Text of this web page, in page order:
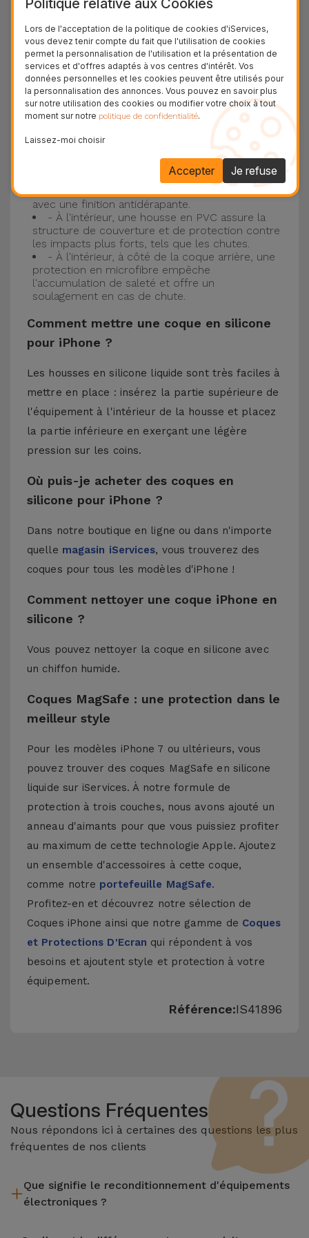
Protection à 3 couches avec coques en
silicone
Nos coques en silicone pour iPhone ont une
construction robuste et de qualité, avec une
construction à trois couches, pour éviter au
maximum les accidents et les casses !
- Une première couche de silicone liquide
donne de la couleur et une couverture
complète à la coque arrière et au bord latéral de
votre smartphone. C'est un matériau résistant,
avec une finition antidérapante.
- À l'intérieur, une housse en PVC assure la
structure de couverture et de protection contre
les impacts plus forts, tels que les chutes.
- À l'intérieur, à côté de la coque arrière, une
protection en microfibre empêche
l'accumulation de saleté et offre un
soulagement en cas de chute.
Comment mettre une coque en silicone
pour iPhone ?
Les housses en silicone liquide sont très faciles à
mettre en place : insérez la partie supérieure de
l'équipement à l'intérieur de la housse et placez
la partie inférieure en exerçant une légère
pression sur les coins.
Où puis-je acheter des coques en
silicone pour iPhone ?
Dans notre boutique en ligne ou dans n'importe
quelle magasin iServices, vous trouverez des
coques pour tous les modèles d'iPhone !
Comment nettoyer une coque iPhone en
silicone ?
Vous pouvez nettoyer la coque en silicone avec
un chiffon humide.
Coques MagSafe : une protection dans le
meilleur style
Pour les modèles iPhone 7 ou ultérieurs, vous
pouvez trouver des coques MagSafe en silicone
liquide sur iServices. À notre formule de
protection à trois couches, nous avons ajouté un
anneau d'aimants pour que vous puissiez profiter
au maximum de cette technologie Apple. Ajoutez
un ensemble d'accessoires à cette coque,
comme notre portefeuille MagSafe.
Profitez-en et découvrez notre sélection de
Coques iPhone ainsi que notre gamme de Coques
et Protections D'Ecran qui répondent à vos
besoins et ajoutent style et protection à votre
équipement.
Référence:IS41896
Questions Fréquentes
Nous répondons ici à certaines des questions les plus
fréquentes de nos clients
Que signifie le reconditionnement d'équipements
électroniques ?
Lors de l'acceptation de la politique de cookies d'iServices,
vous devez tenir compte du fait que l'utilisation de cookies
permet la personnalisation de l'utilisation et la présentation de
services et d'offres adaptés à vos centres d'intérêt. Vos
données personnelles et les cookies peuvent être utilisés pour
la personnalisation des annonces. Vous pouvez en savoir plus
sur notre utilisation des cookies ou modifier votre choix à tout
moment sur notre politique de confidentialité.
Laissez-moi choisir
Je refuse
Accepter